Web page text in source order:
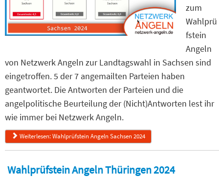
zum
Wahlprü
fstein
Angeln
von Netzwerk Angeln zur Landtagswahl in Sachsen sind
eingetroffen. 5 der 7 angemailten Parteien haben
geantwortet. Die Antworten der Parteien und die
angelpolitische Beurteilung der (Nicht)Antworten lest ihr
wie immer bei Netzwerk Angeln.
Weiterlesen: Wahlprüfstein Angeln Sachsen 2024
Wahlprüfstein Angeln Thüringen 2024